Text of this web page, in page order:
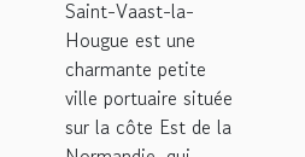
Vaast-la-
Hougue ?
Saint-Vaast-la-
Hougue est une
charmante petite
ville portuaire située
sur la côte Est de la